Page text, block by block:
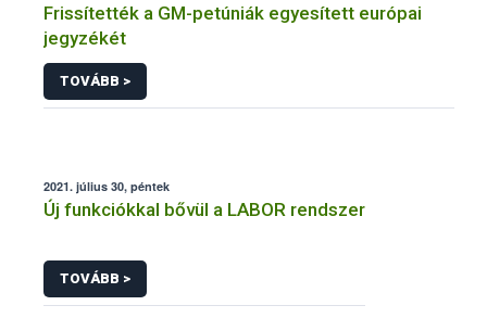
Frissítették a GM-petúniák egyesített európai
jegyzékét
TOVÁBB >
2021. július 30, péntek
Új funkciókkal bővül a LABOR rendszer
TOVÁBB >